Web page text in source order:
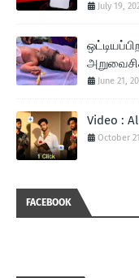
July 19,
June 21,
Video :
October
FACEBOOK